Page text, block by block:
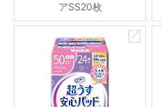
アSS20枚